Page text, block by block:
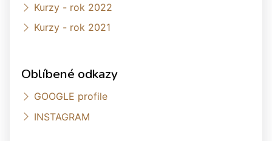
Kurzy - rok 2022
Kurzy - rok 2021
Oblíbené odkazy
GOOGLE profile
INSTAGRAM